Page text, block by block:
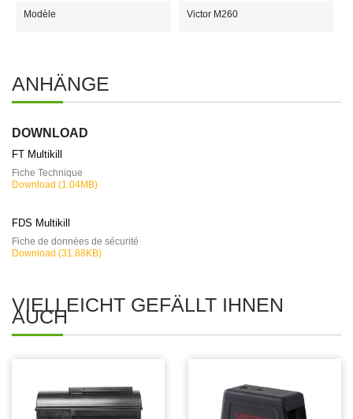
Modèle Victor M260
ANHÄNGE
DOWNLOAD
FT Multikill
Fiche Technique
Download (1.04MB)
FDS Multikill
Fiche de données de sécurité
Download (31.88KB)
VIELLEICHT GEFÄLLT IHNEN
AUCH